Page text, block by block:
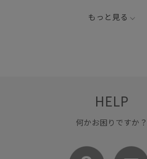
もっと見る
HELP
何かお困りですか？